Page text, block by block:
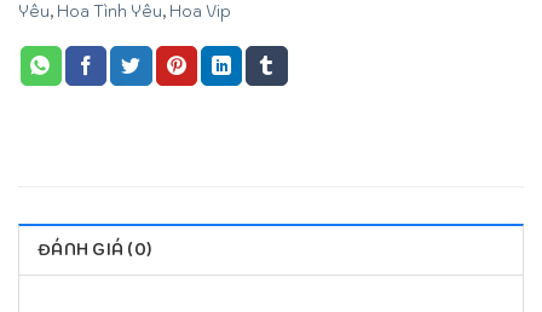
Yêu, Hoa Tình Yêu, Hoa Vip
ĐÁNH GIÁ (0)